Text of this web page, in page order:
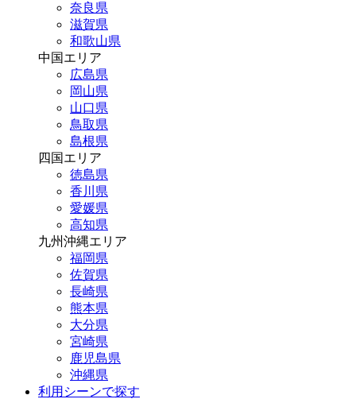
奈良県
滋賀県
和歌山県
中国エリア
広島県
岡山県
山口県
鳥取県
島根県
四国エリア
徳島県
香川県
愛媛県
高知県
九州沖縄エリア
福岡県
佐賀県
長崎県
熊本県
大分県
宮崎県
鹿児島県
沖縄県
利用シーンで探す